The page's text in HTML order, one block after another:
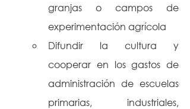
granjas o campos de
experimentación agrícola
Difundir la cultura y
cooperar en los gastos de
administración de escuelas
primarias, industriales,